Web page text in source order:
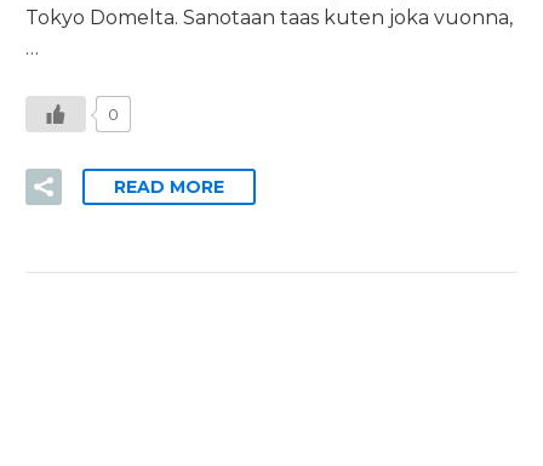
Tokyo Domelta. Sanotaan taas kuten joka vuonna,
…
0
READ MORE